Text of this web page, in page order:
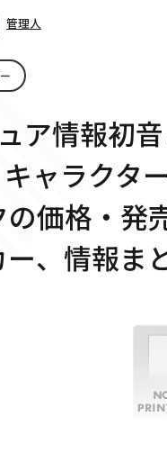
管理人
ア情報初
ャラクタ
価格・発
、情報ま